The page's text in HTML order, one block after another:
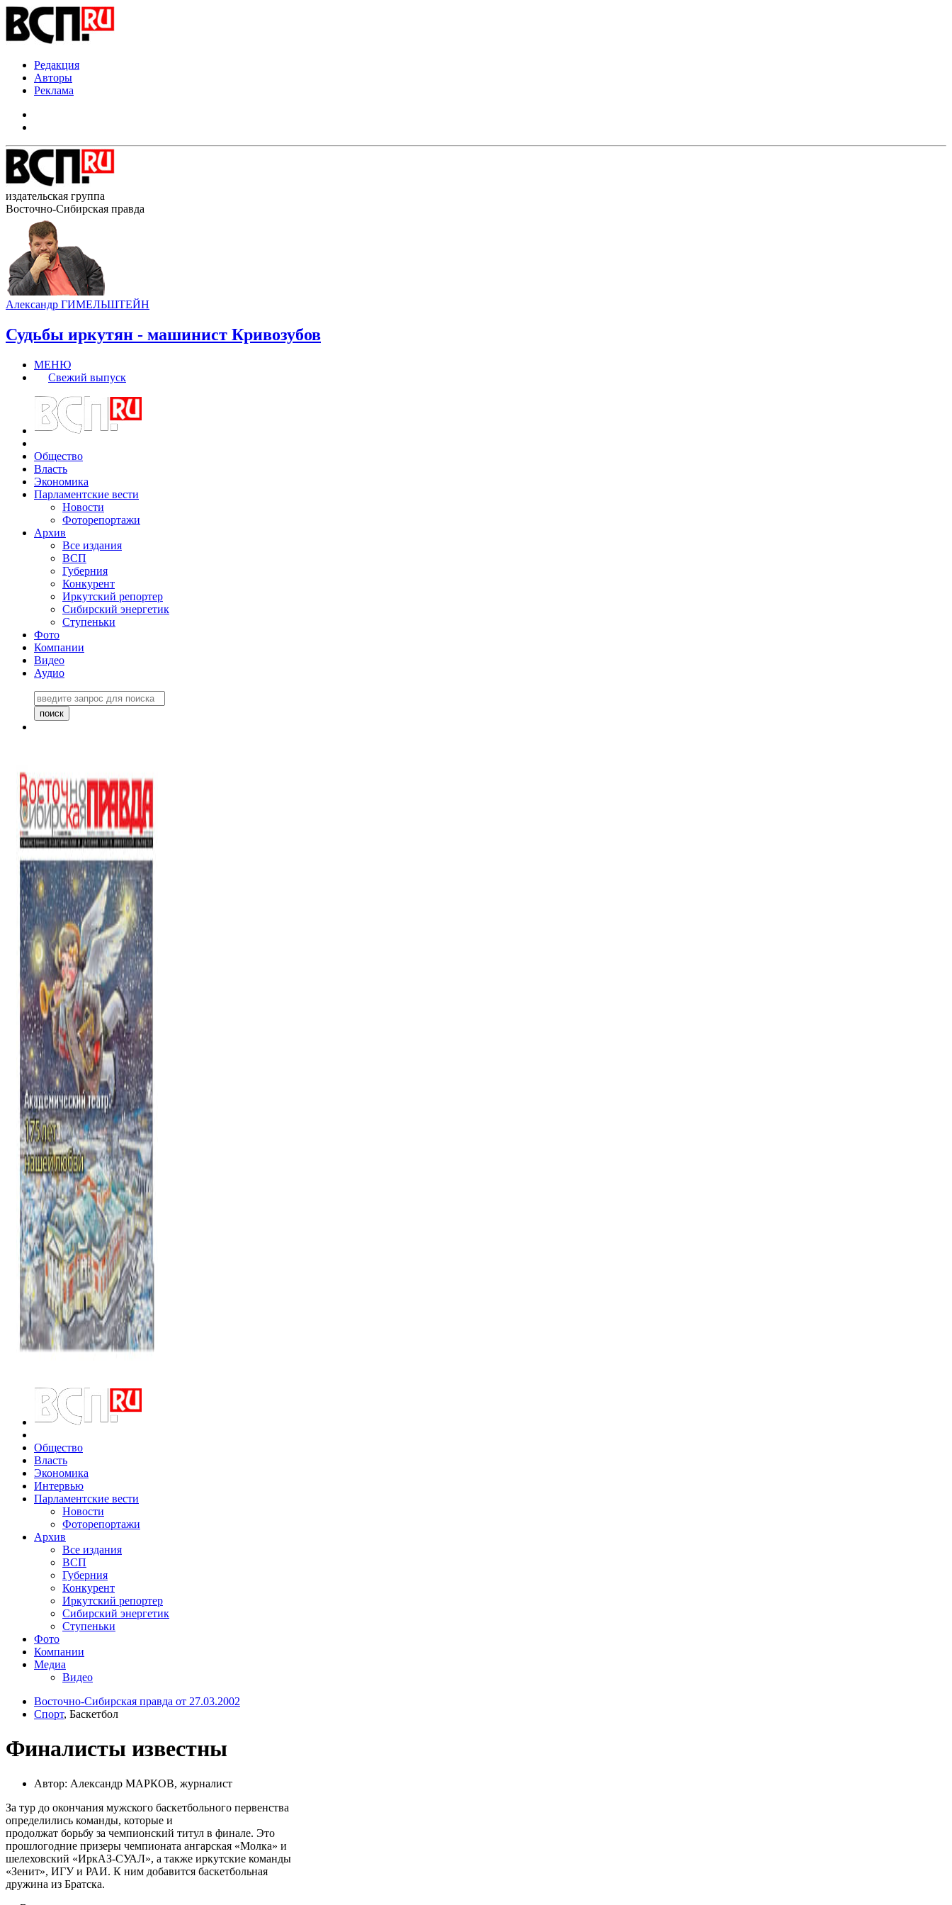
Редакция
Авторы
Реклама
издательская группа
Восточно-Сибирская правда
Александр ГИМЕЛЬШТЕЙН
Судьбы иркутян - машинист Кривозубов
МЕНЮ
Свежий выпуск
Общество
Власть
Экономика
Парламентские вести
Новости
Фоторепортажи
Архив
Все издания
ВСП
Губерния
Конкурент
Иркутский репортер
Сибирский энергетик
Ступеньки
Фото
Компании
Видео
Аудио
Общество
Власть
Экономика
Интервью
Парламентские вести
Новости
Фоторепортажи
Архив
Все издания
ВСП
Губерния
Конкурент
Иркутский репортер
Сибирский энергетик
Ступеньки
Фото
Компании
Медиа
Видео
Восточно-Сибирская правда от 27.03.2002
Спорт, Баскетбол
Финалисты известны
Автор: Александр МАРКОВ, журналист
За тур до окончания мужского баскетбольного первенства
определились команды, которые и
продолжат борьбу за чемпионский титул в финале. Это
прошлогодние призеры чемпионата ангарская «Молка» и
шелеховский «ИркАЗ-СУАЛ», а также иркутские команды
«Зенит», ИГУ и РАИ. К ним добавится баскетбольная
дружина из Братска.